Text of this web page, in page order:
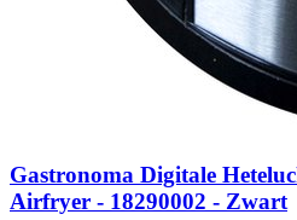
Gastronoma Digitale
Airfryer - 18290002 - Zwart